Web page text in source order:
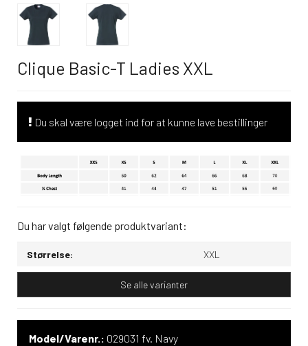
Clique Basic-T Ladies XXL
Du skal være logget ind for at kunne lave bestillinger
Du har valgt følgende produktvariant:
Størrelse: XXL
Se alle varianter
Model/Varenr.: 029031 fv. Navy